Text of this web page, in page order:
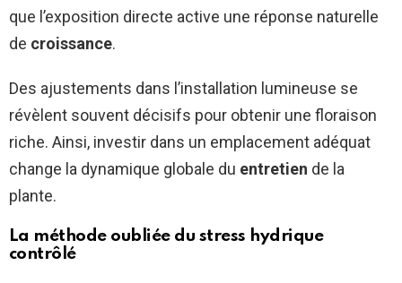
que l’exposition directe active une réponse naturelle
de croissance.
Des ajustements dans l’installation lumineuse se
révèlent souvent décisifs pour obtenir une floraison
riche. Ainsi, investir dans un emplacement adéquat
change la dynamique globale du entretien de la
plante.
La méthode oubliée du stress hydrique
contrôlé